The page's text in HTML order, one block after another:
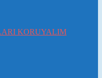
KORUYALIM